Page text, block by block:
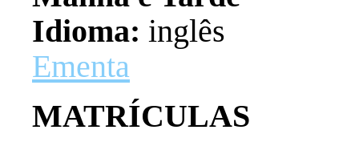
Idioma: inglês
Ementa
MATRÍCULAS